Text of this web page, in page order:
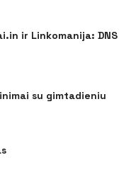
ir Linkomanija: DNS
su gimtadieniu